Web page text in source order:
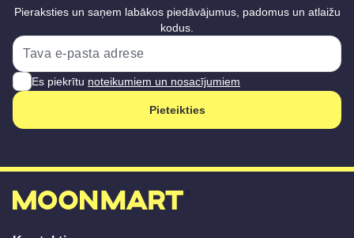
Pieraksties un saņem labākos piedāvājumus, padomus un atlaižu
kodus.
Es piekrītu noteikumiem un nosacījumiem
Pieteikties